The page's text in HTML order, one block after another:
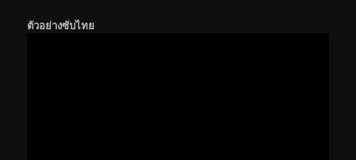
ตัวอย่างซับไทย